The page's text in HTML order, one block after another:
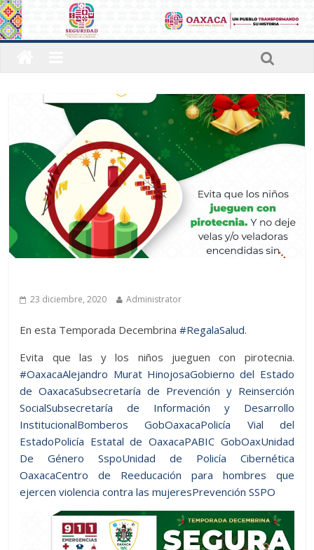
23 diciembre, 2020
Administrator
En esta Temporada Decembrina#RegalaSalud.
Evita que las y los niños jueguen con pirotecnia.
#OaxacaAlejandro Murat HinojosaGobierno del Estado
de OaxacaSubsecretaría de Prevención y Reinserción
SocialSubsecretaría de Información y Desarrollo
InstitucionalBomberos GobOaxacaPolicía Vial del
EstadoPolicía Estatal de OaxacaPABIC GobOaxUnidad
De Género SspoUnidad de Policía Cibernética
OaxacaCentro de Reeducación para hombres que
ejercen violencia contra las mujeresPrevención SSPO